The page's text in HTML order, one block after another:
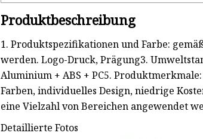
Produktbeschreibung
1. Produktspezifikationen und Farbe:
werden. Logo-Druck, Prägung3.
Aluminium + ABS + PC5.
Farben, individuelles Design, niedrige
eine Vielzahl von Bereichen angewendet
Detaillierte Fotos